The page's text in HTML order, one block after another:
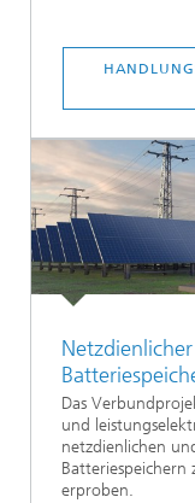
Das
und
netzdienlichen
Batteriespeichern
erproben.